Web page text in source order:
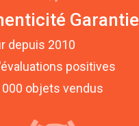
Garantie
depuis 2010
positives
000 objets vendus